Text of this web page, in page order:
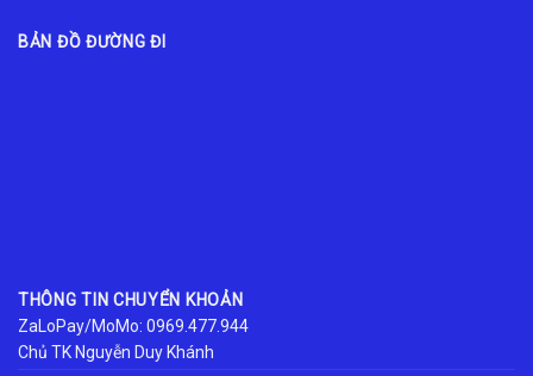
BẢN ĐỒ ĐƯỜNG ĐI
THÔNG TIN CHUYỂN KHOẢN
ZaLoPay/MoMo: 0969.477.944
Chủ TK Nguyễn Duy Khánh